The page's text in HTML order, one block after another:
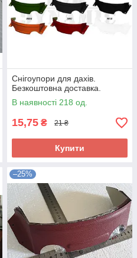
Снігоупори для дахів.
Безкоштовна доставка.
В наявності 218 од.
15,75 ₴ 21 ₴
Купити
–25%